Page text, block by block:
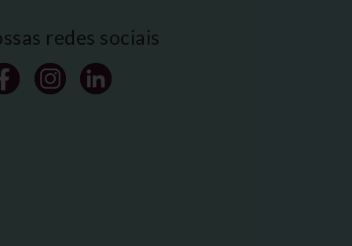
redes sociais